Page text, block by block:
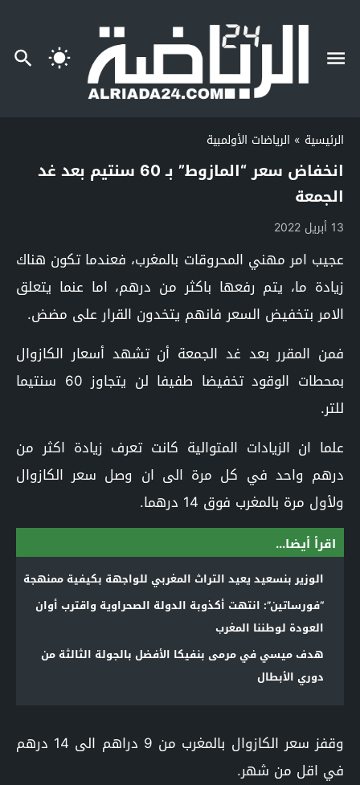
الرئيسية » الرياضات الأولمبية
انخفاض سعر “المازوط” بـ 60 سنتيم بعد غد
الجمعة
13 أبريل 2022
عجيب امر مهني المحروقات بالمغرب، فعندما تكون هناك
زيادة ما، يتم رفعها باكثر من درهم، اما عنما يتعلق
الامر بتخفيض السعر فانهم يتخدون القرار على مضض.
فمن المقرر بعد غد الجمعة أن تشهد أسعار الكازوال
بمحطات الوقود تخفيضا طفيفا لن يتجاوز 60 سنتيما
للتر.
علما ان الزيادات المتوالية كانت تعرف زيادة اكثر من
درهم واحد في كل مرة الى ان وصل سعر الكازوال
ولأول مرة بالمغرب فوق 14 درهما.
اقرأ أيضا...
الوزير بنسعيد يعيد التراث المغربي للواجهة بكيفية ممنهجة
“فورساتين”: انتهت أكذوبة الدولة الصحراوية واقترب أوان
العودة لوطننا المغرب
هدف ميسي في مرمى بنفيكا الأفضل بالجولة الثالثة من
دوري الأبطال
وقفز سعر الكازوال بالمغرب من 9 دراهم الى 14 درهم
في اقل من شهر.